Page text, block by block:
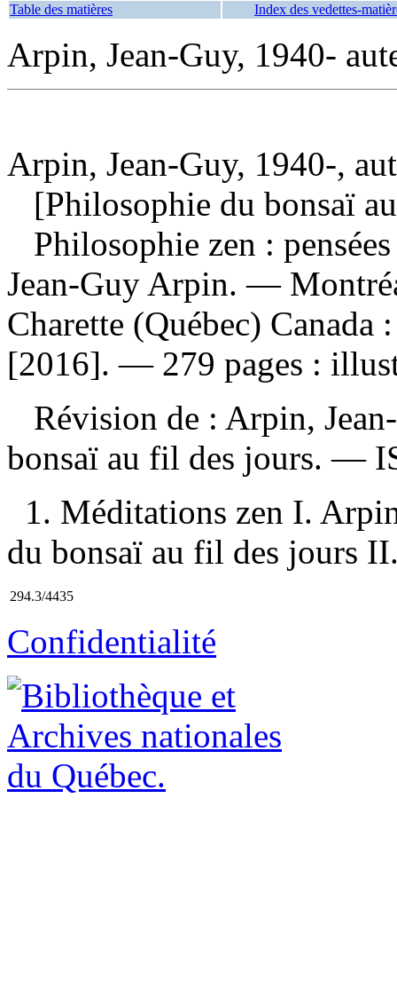
Table des matières Index des vedettes-
Arpin, Jean-Guy, 1940-
Arpin, Jean-Guy, 1940-,
[Philosophie du bonsaï
Philosophie zen :
Jean-Guy Arpin. —
Charette (Québec)
[2016]. — 279 pages :
Révision de : Arpin,
bonsaï au fil des jours. —
1. Méditations zen I.
du bonsaï au fil des jours
294.3/4435
Confidentialité